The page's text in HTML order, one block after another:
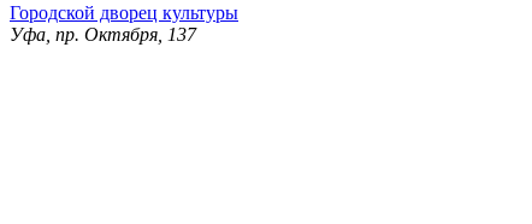
Городской дворец культуры
Уфа, пр. Октября, 137